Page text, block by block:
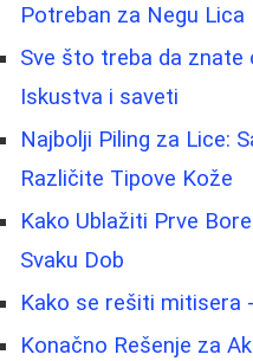
Potreban za Negu Lica
Sve što treba da
Iskustva i saveti
Najbolji Piling za Lice:
Različite Tipove Kože
Kako Ublažiti Prve
Svaku Dob
Kako se rešiti mitisera
Konačno Rešenje za